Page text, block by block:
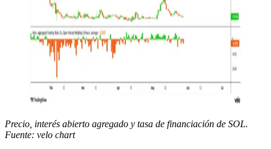
Precio, interés abierto agregado y tasa de financiación de SOL.
Fuente: velo chart